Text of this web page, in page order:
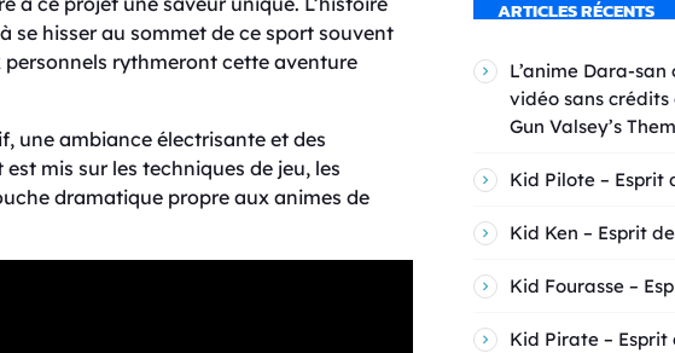
se hisser au sommet de ce sport souvent
rythmeront cette aventure
une ambiance électrisante et des
mis sur les techniques de jeu, les
dramatique propre aux animes de
ARTICLES RÉCENTS
L’anime Dara-
vidéo sans crédits
Gun Valsey’s
Kid Pilote – Esprit
Kid Ken – Esprit
Kid Fourasse –
Kid Pirate – Esprit